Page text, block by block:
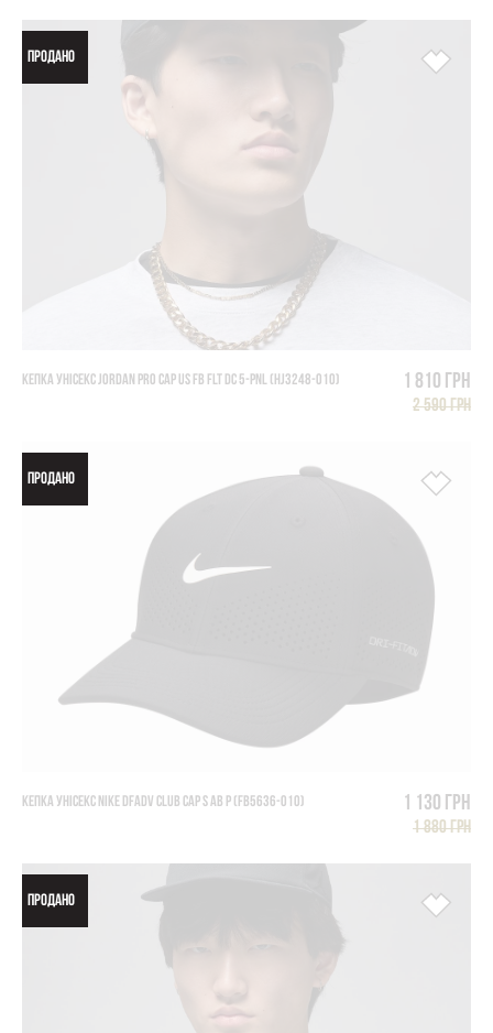
ПРОДАНО
КЕПКА УНІСЕКС JORDAN PRO CAP US FB FLT DC 5-PNL (HJ3248-010) 1 810 грн
2 590 грн
ПРОДАНО
КЕПКА УНІСЕКС NIKE DFADV CLUB CAP S AB P (FB5636-010) 1 130 грн
1 880 грн
ПРОДАНО